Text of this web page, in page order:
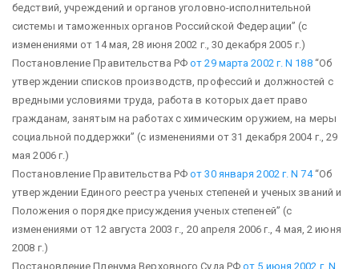
бедствий, учреждений и органов уголовно-исполнительной
системы и таможенных органов Российской Федерации” (с
изменениями от 14 мая, 28 июня 2002 г., 30 декабря 2005 г.)
Постановление Правительства РФот 29 марта 2002 г. N 188“Об
утверждении списков производств, профессий и должностей с
вредными условиями труда, работа в которых дает право
гражданам, занятым на работах с химическим оружием, на меры
социальной поддержки” (с изменениями от 31 декабря 2004 г., 29
мая 2006 г.)
Постановление Правительства РФот 30 января 2002 г. N 74“Об
утверждении Единого реестра ученых степеней и ученых званий и
Положения о порядке присуждения ученых степеней” (с
изменениями от 12 августа 2003 г., 20 апреля 2006 г., 4 мая, 2 июня
2008 г.)
Постановление Пленума Верховного Суда РФот 5 июня 2002 г. N